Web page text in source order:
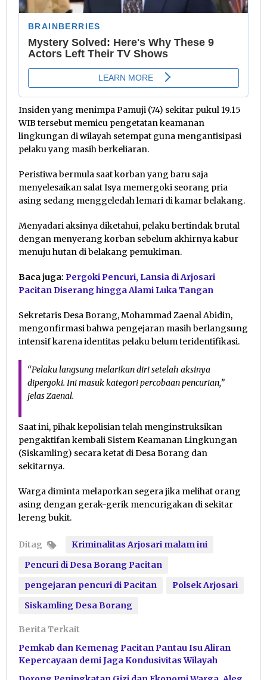
Insiden yang menimpa Pamuji (74) sekitar pukul 19.15
WIB tersebut memicu pengetatan keamanan
lingkungan di wilayah setempat guna mengantisipasi
pelaku yang masih berkeliaran.
Peristiwa bermula saat korban yang baru saja
menyelesaikan salat Isya memergoki seorang pria
asing sedang menggeledah lemari di kamar belakang.
Menyadari aksinya diketahui, pelaku bertindak brutal
dengan menyerang korban sebelum akhirnya kabur
menuju hutan di belakang pemukiman.
Baca juga: Pergoki Pencuri, Lansia di Arjosari
Pacitan Diserang hingga Alami Luka Tangan
Sekretaris Desa Borang, Mohammad Zaenal Abidin,
mengonfirmasi bahwa pengejaran masih berlangsung
intensif karena identitas pelaku belum teridentifikasi.
“Pelaku langsung melarikan diri setelah aksinya
dipergoki. Ini masuk kategori percobaan pencurian,”
jelas Zaenal.
Saat ini, pihak kepolisian telah menginstruksikan
pengaktifan kembali Sistem Keamanan Lingkungan
(Siskamling) secara ketat di Desa Borang dan
sekitarnya.
Warga diminta melaporkan segera jika melihat orang
asing dengan gerak-gerik mencurigakan di sekitar
lereng bukit.
Ditag
Kriminalitas Arjosari malam ini
Pencuri di Desa Borang Pacitan
pengejaran pencuri di Pacitan
Polsek Arjosari
Siskamling Desa Borang
Berita Terkait
Pemkab dan Kemenag Pacitan Pantau Isu Aliran
Kepercayaan demi Jaga Kondusivitas Wilayah